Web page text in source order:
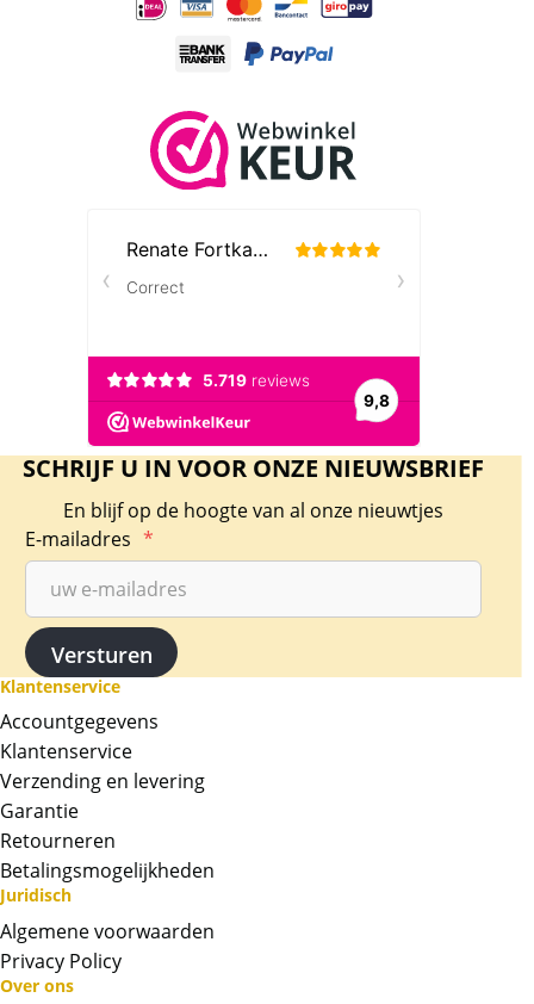
Capsule 16.5 mm:
Merk:
Leuchtturm
Afmetingen:
Binnenmaat: 16,5 mm
Buitenmaat: 22,5 mm
Hoogte: ca. 2,70 mm
Geschikt voor o.a.:
Gouden Britannia 1/10 oz
Gouden Krugerrand 1/10 oz
Zilveren Britannia 1/10 oz
De capsule komt rechtstreeks van de
geleverd.
BTW
Indien u dit artikel via marktplaats bekijkt,
dient u 21% (zijnde de BTW) bij de prijs op te
tellen.
SCHRIJF U IN VOOR ONZE NIEUWSBRIEF
En blijf op de hoogte van al onze nieuwtjes
E-mailadres *
Klantenservice
Accountgegevens
Klantenservice
Verzending en levering
Garantie
Retourneren
Betalingsmogelijkheden
Juridisch
Algemene voorwaarden
Privacy Policy
Over ons